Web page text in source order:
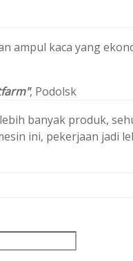
ampul kaca yang
, Podolsk
banyak produk,
ini, pekerjaan jadi